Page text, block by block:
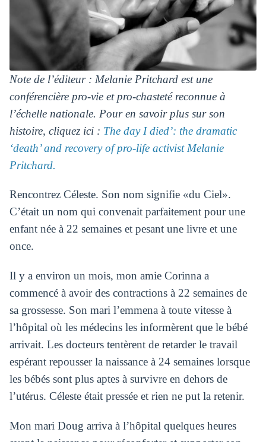
Note de l’éditeur : Melanie Pritchard est une
conférencière pro-vie et pro-chasteté reconnue à
l’échelle nationale. Pour en savoir plus sur son
histoire, cliquez ici : The day I died’: the dramatic
‘death’ and recovery of pro-life activist Melanie
Pritchard.
Rencontrez Céleste. Son nom signifie «du Ciel».
C’était un nom qui convenait parfaitement pour une
enfant née à 22 semaines et pesant une livre et une
once.
Il y a environ un mois, mon amie Corinna a
commencé à avoir des contractions à 22 semaines de
sa grossesse. Son mari l’emmena à toute vitesse à
l’hôpital où les médecins les informèrent que le bébé
arrivait. Les docteurs tentèrent de retarder le travail
espérant repousser la naissance à 24 semaines lorsque
les bébés sont plus aptes à survivre en dehors de
l’utérus. Céleste était pressée et rien ne put la retenir.
Mon mari Doug arriva à l’hôpital quelques heures